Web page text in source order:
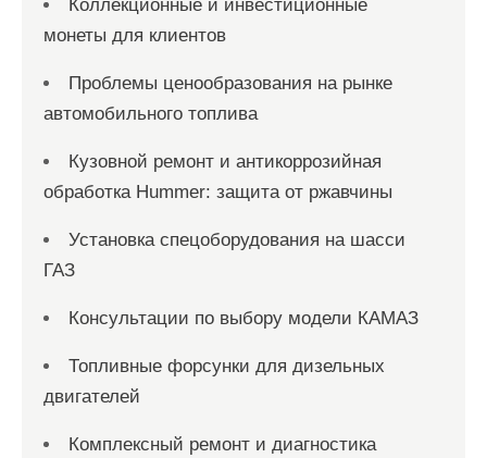
Коллекционные и инвестиционные
монеты для клиентов
Проблемы ценообразования на рынке
автомобильного топлива
Кузовной ремонт и антикоррозийная
обработка Hummer: защита от ржавчины
Установка спецоборудования на шасси
ГАЗ
Консультации по выбору модели КАМАЗ
Топливные форсунки для дизельных
двигателей
Комплексный ремонт и диагностика